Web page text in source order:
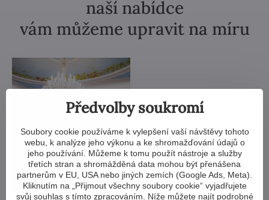
naší nabídce
vám můžeme upravit na míru
Předvolby soukromí
Soubory cookie používáme k vylepšení vaší návštěvy tohoto
webu, k analýze jeho výkonu a ke shromažďování údajů o
jeho používání. Můžeme k tomu použít nástroje a služby
třetích stran a shromážděná data mohou být přenášena
partnerům v EU, USA nebo jiných zemích (Google Ads, Meta).
Kliknutím na „Přijmout všechny soubory cookie“ vyjadřujete
svůj souhlas s tímto zpracováním. Níže můžete najít podrobné